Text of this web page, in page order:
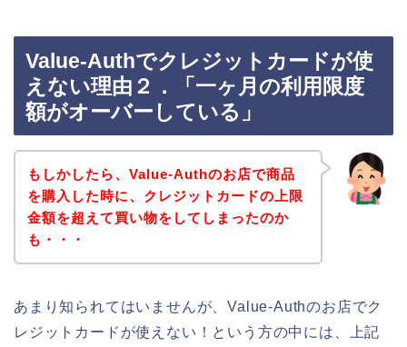
Value-Authでクレジットカードが使
えない理由２．「一ヶ月の利用限度
額がオーバーしている」
もしかしたら、Value-Authのお店で商品
を購入した時に、クレジットカードの上限
金額を超えて買い物をしてしまったのか
も・・・
あまり知られてはいませんが、Value-Authのお店でク
レジットカードが使えない！という方の中には、上記